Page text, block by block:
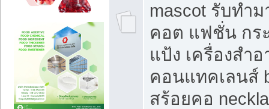
mascot รับทำ
คอต แฟชั่น กระ
แป้ง เครื่องสำ
คอนแทคเลนส์
สร้อยคอ